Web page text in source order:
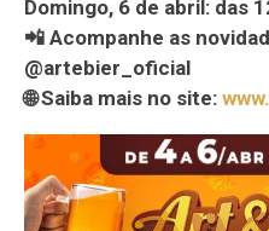
Domingo, 6 de abril: das
📲 Acompanhe as
@artebier_oficial
🌐 Saiba mais no site: